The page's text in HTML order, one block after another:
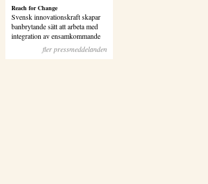
Reach for Change
Svensk innovationskraft skapar
banbrytande sätt att arbeta med
integration av ensamkommande
fler pressmeddelanden